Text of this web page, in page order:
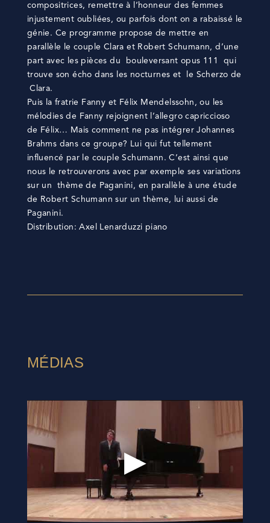
compositrices, remettre à l’honneur des femmes
injustement oubliées, ou parfois dont on a rabaissé le
génie. Ce programme propose de mettre en
parallèle le couple Clara et Robert Schumann, d’une
part avec les pièces du bouleversant opus 111 qui
trouve son écho dans les nocturnes et le Scherzo de
Clara.
Puis la fratrie Fanny et Félix Mendelssohn, ou les
mélodies de Fanny rejoignent l’allegro capriccioso
de Félix… Mais comment ne pas intégrer Johannes
Brahms dans ce groupe? Lui qui fut tellement
influencé par le couple Schumann. C’est ainsi que
nous le retrouverons avec par exemple ses variations
sur un thème de Paganini, en parallèle à une étude
de Robert Schumann sur un thème, lui aussi de
Paganini.
Distribution: Axel Lenarduzzi piano
MÉDIAS